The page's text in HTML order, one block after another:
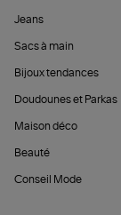
Jeans
Sacs à main
Bijoux tendances
Doudounes et Parkas
Maison déco
Beauté
Conseil Mode